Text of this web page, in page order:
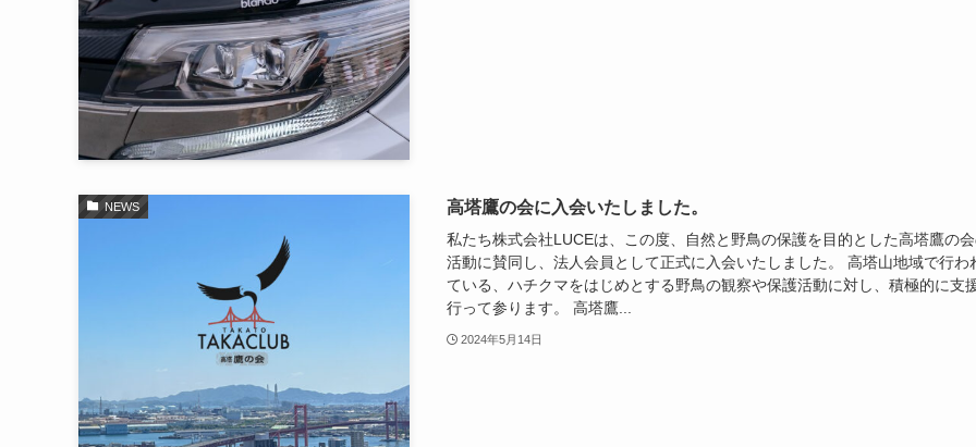
NEWS 高塔鷹の会に入会いたしました。
私たち株式会社LUCEは、この度、自然と野鳥の保護を目的とした高塔鷹の
活動に賛同し、法人会員として正式に入会いたしました。 高塔山地域で行わ
ている、ハチクマをはじめとする野鳥の観察や保護活動に対し、積極的に支
行って参ります。 高塔鷹...
2024年5月14日